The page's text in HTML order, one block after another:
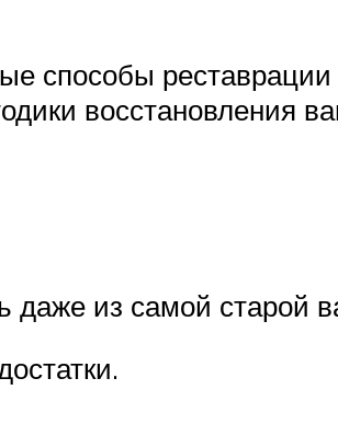
способы
восстановления
даже из самой старой